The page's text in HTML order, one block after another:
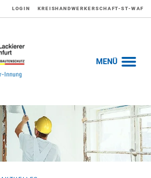
LOGIN KREISHANDWERKERSCHAFT-ST-WAF
MENÜ